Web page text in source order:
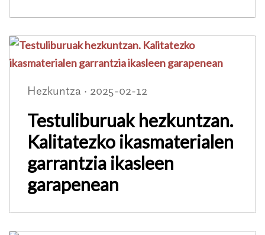
Hezkuntza · 2025-02-12
Testuliburuak hezkuntzan.
Kalitatezko ikasmaterialen
garrantzia ikasleen
garapenean